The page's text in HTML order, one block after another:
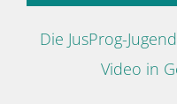
Die JusProg-
Video in